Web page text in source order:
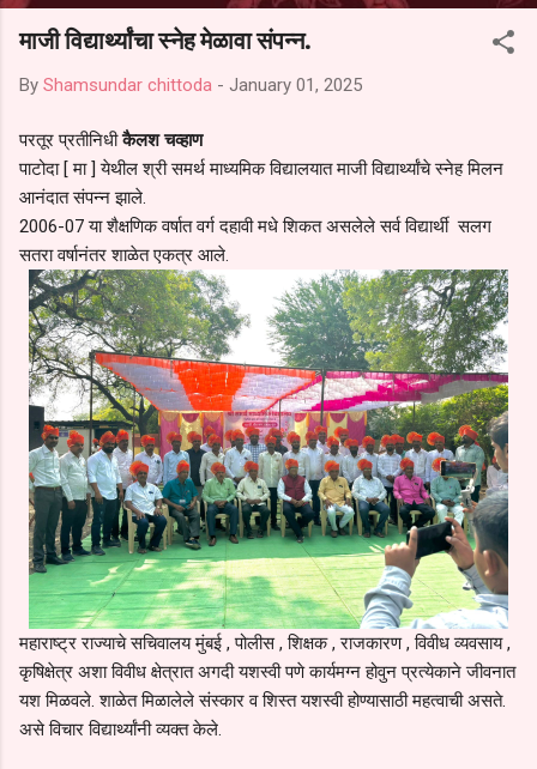
करण्यात यावी आणि सर्व पालकांच्या उपस्थितीत मतदान पद्धतीने शालेय समितीची
फेरनिवडणूक घेण्यात यावी, अशी मागणी पालकांनी केली आहे. या निवेदनाच्या प्रती
परतूर यांनाही पाठविण्यात आल्या असून प्रशासन याबाबत काय निर्णय घेते, याकडे
पालकांचे लक्ष लागले आहे. या न...
माजी विद्यार्थ्यांचा स्नेह मेळावा संपन्न.
By Shamsundar chittoda - January 01, 2025
परतूर प्रतीनिधीकैलश चव्हाण
पाटोदा [ मा ] येथील श्री समर्थ माध्यमिक विद्यालयात माजी विद्यार्थ्यांचे स्नेह मिलन
आनंदात संपन्न झाले.
2006-07 या शैक्षणिक वर्षात वर्ग दहावी मधे शिकत असलेले सर्व विद्यार्थी सलग
सतरा वर्षानंतर शाळेत एकत्र आले.
महाराष्ट्र राज्याचे सचिवालय मुंबई , पोलीस , शिक्षक , राजकारण , विवीध व्यवसाय ,
कृषिक्षेत्र अशा विवीध क्षेत्रात अगदी यशस्वी पणे कार्यमग्न होवुन प्रत्येकाने जीवनात
यश मिळवले. शाळेत मिळालेले संस्कार व शिस्त यशस्वी होण्यासाठी महत्वाची असते.
असे विचार विद्यार्थ्यांनी व्यक्त केले.